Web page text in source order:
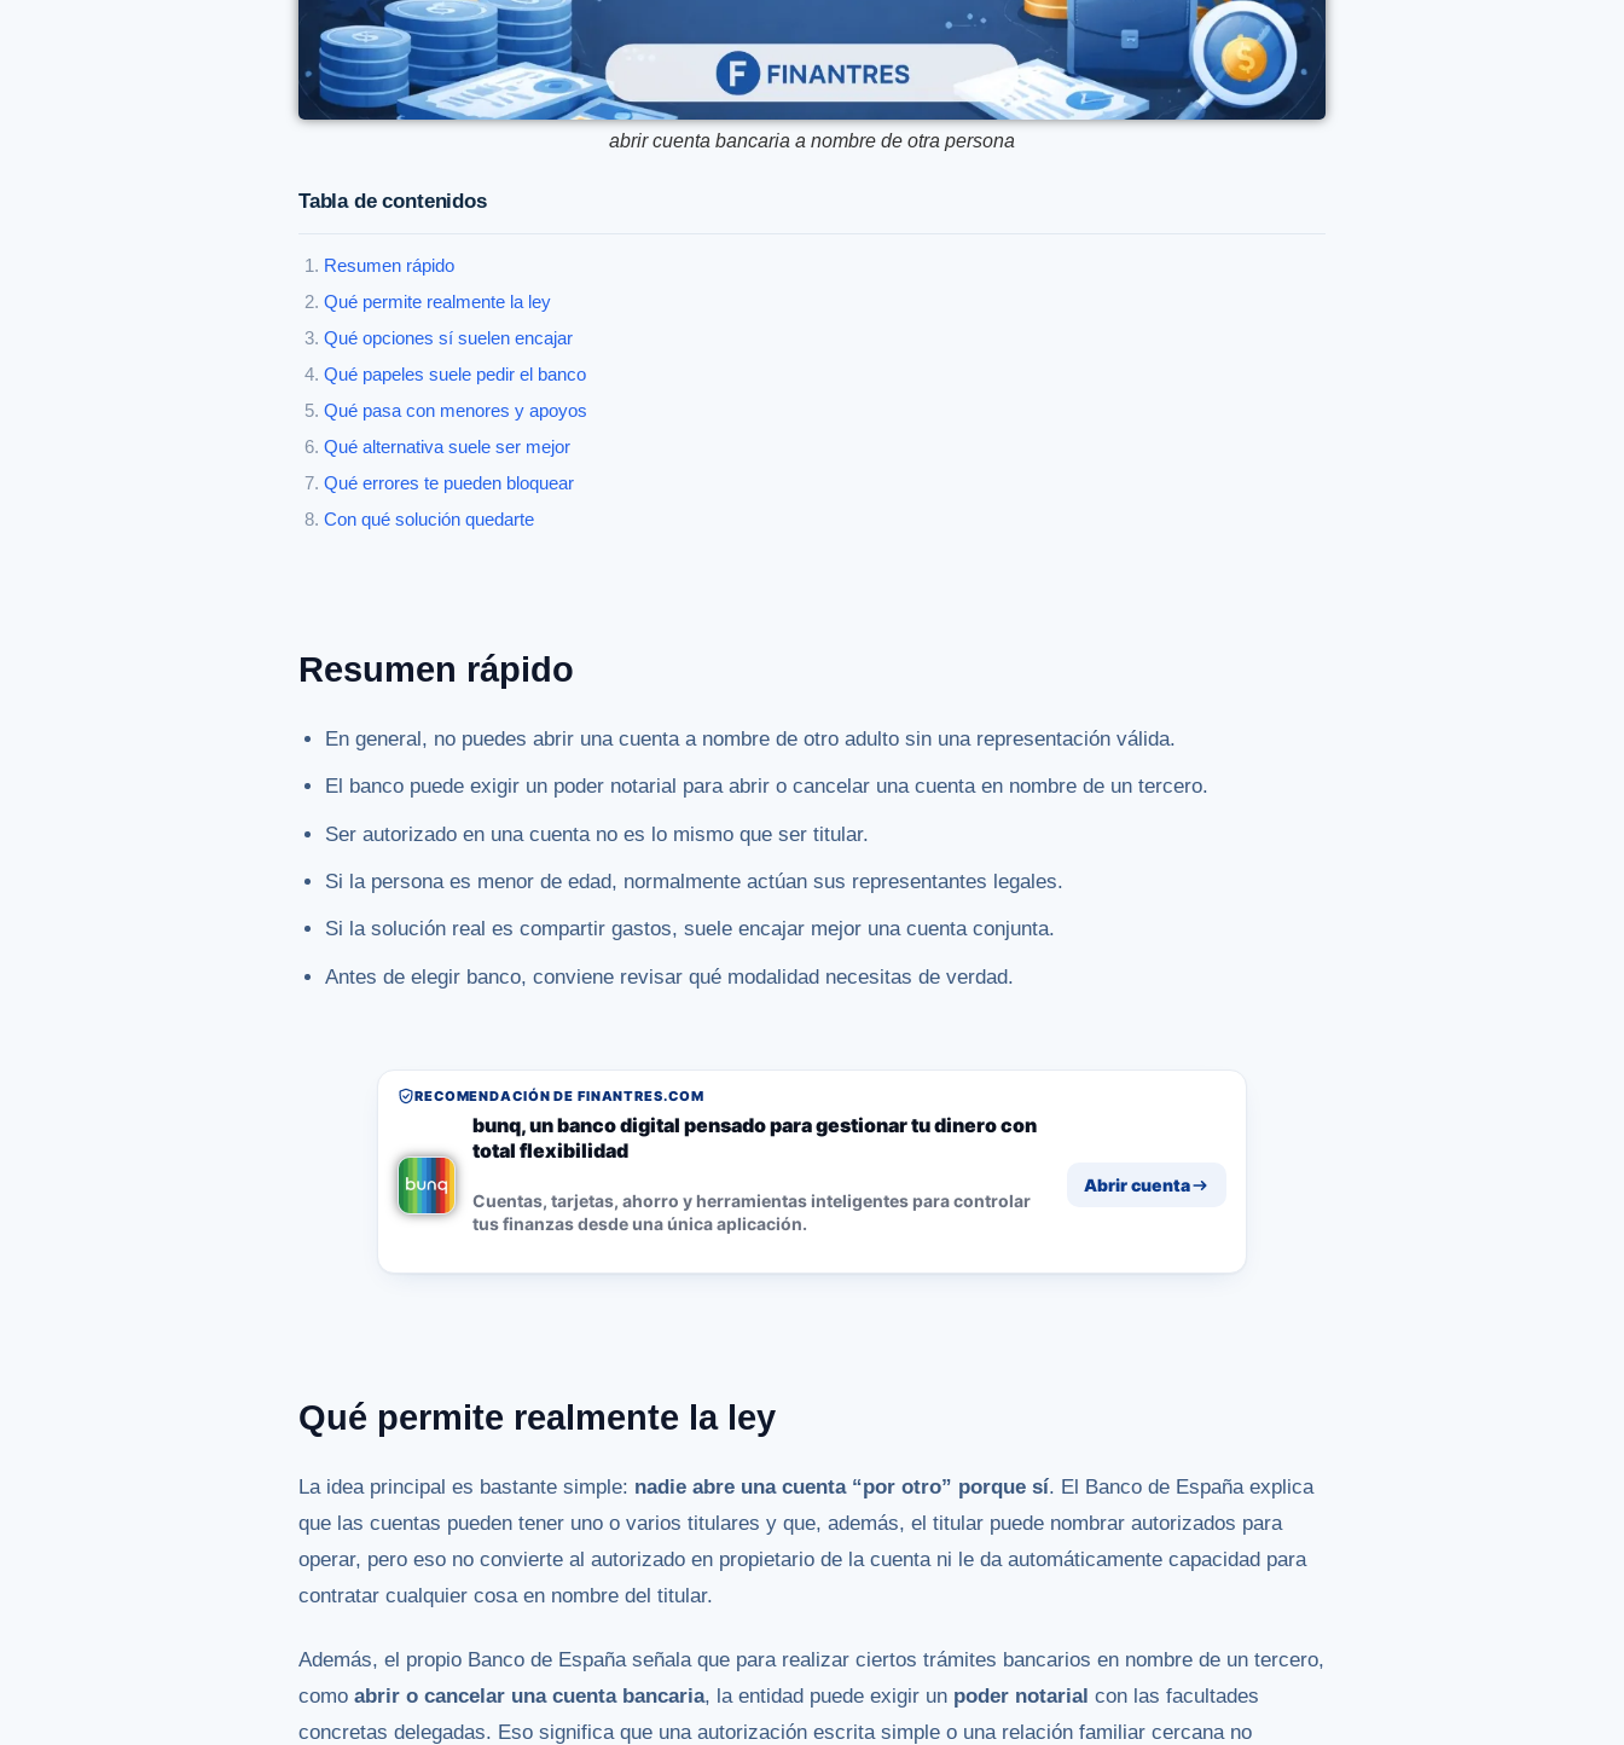
abrir cuenta bancaria a nombre de otra persona
Tabla de contenidos
Resumen rápido
Qué permite realmente la ley
Qué opciones sí suelen encajar
Qué papeles suele pedir el banco
Qué pasa con menores y apoyos
Qué alternativa suele ser mejor
Qué errores te pueden bloquear
Con qué solución quedarte
Resumen rápido
En general, no puedes abrir una cuenta a nombre de otro adulto sin una representación válida.
El banco puede exigir un poder notarial para abrir o cancelar una cuenta en nombre de un tercero.
Ser autorizado en una cuenta no es lo mismo que ser titular.
Si la persona es menor de edad, normalmente actúan sus representantes legales.
Si la solución real es compartir gastos, suele encajar mejor una cuenta conjunta.
Antes de elegir banco, conviene revisar qué modalidad necesitas de verdad.
RECOMENDACIÓN DE FINANTRES.COM
bunq, un banco digital pensado para gestionar tu dinero con
total flexibilidad
Cuentas, tarjetas, ahorro y herramientas inteligentes para controlar
tus finanzas desde una única aplicación.
Abrir cuenta
Qué permite realmente la ley
La idea principal es bastante simple: nadie abre una cuenta “por otro” porque sí. El Banco de España explica
que las cuentas pueden tener uno o varios titulares y que, además, el titular puede nombrar autorizados para
operar, pero eso no convierte al autorizado en propietario de la cuenta ni le da automáticamente capacidad para
contratar cualquier cosa en nombre del titular.
Además, el propio Banco de España señala que para realizar ciertos trámites bancarios en nombre de un tercero,
como abrir o cancelar una cuenta bancaria, la entidad puede exigir un poder notarial con las facultades
concretas delegadas. Eso significa que una autorización escrita simple o una relación familiar cercana no